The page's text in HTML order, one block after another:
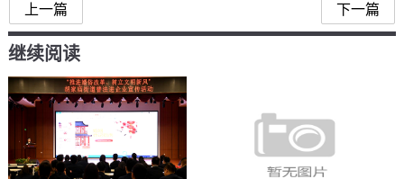
上一篇 下一篇
继续阅读